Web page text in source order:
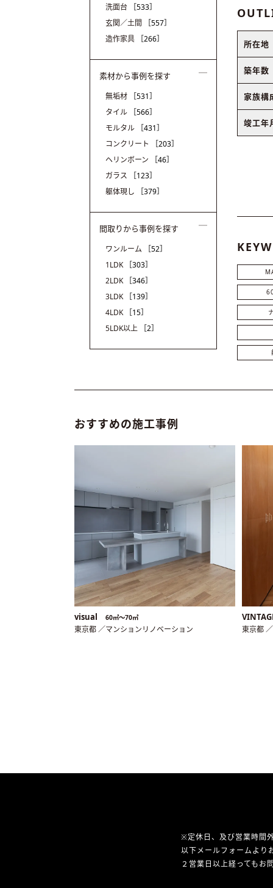
所在地
築年数
家族構
竣工年
洗面台
［533］
玄関／土間
［557］
造作家具
［266］
素材から事例を探す
無垢材
［531］
タイル
［566］
モルタル
［431］
コンクリート
［203］
ヘリンボーン
［46］
ガラス
［123］
躯体現し
［379］
間取りから事例を探す
ワンルーム
［52］
1LDK
［303］
2LDK
［346］
3LDK
［139］
4LDK
［15］
5LDK以上
［2］
おすすめの施工事例
visual 60㎡〜70㎡
東京都 ／マンションリノベーション 東京都
※定休日、及び営業時間
以下メールフォームより
２営業日以上経っても